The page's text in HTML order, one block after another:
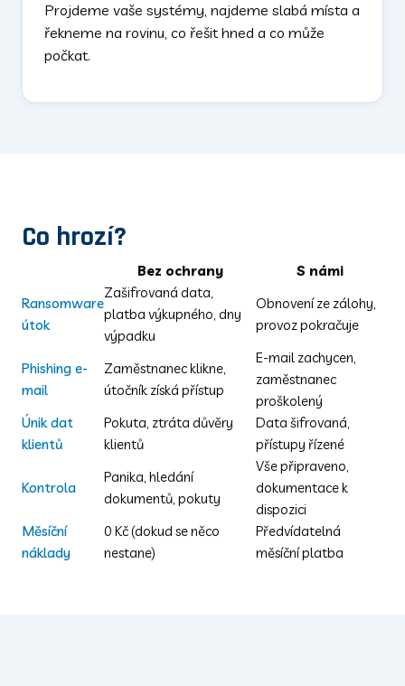
Projdeme vaše systémy, najdeme slabá místa a
řekneme na rovinu, co řešit hned a co může
počkat.
Co hrozí?
Bez ochrany
S námi
Ransomware
útok
Zašifrovaná data,
platba výkupného, dny
výpadku
Obnovení ze zálohy,
provoz pokračuje
Phishing e-
mail
Zaměstnanec klikne,
útočník získá přístup
E-mail zachycen,
zaměstnanec
proškolený
Únik dat
klientů
Pokuta, ztráta důvěry
klientů
Data šifrovaná,
přístupy řízené
Kontrola
Panika, hledání
dokumentů, pokuty
Vše připraveno,
dokumentace k
dispozici
Měsíční
náklady
0 Kč (dokud se něco
nestane)
Předvídatelná
měsíční platba